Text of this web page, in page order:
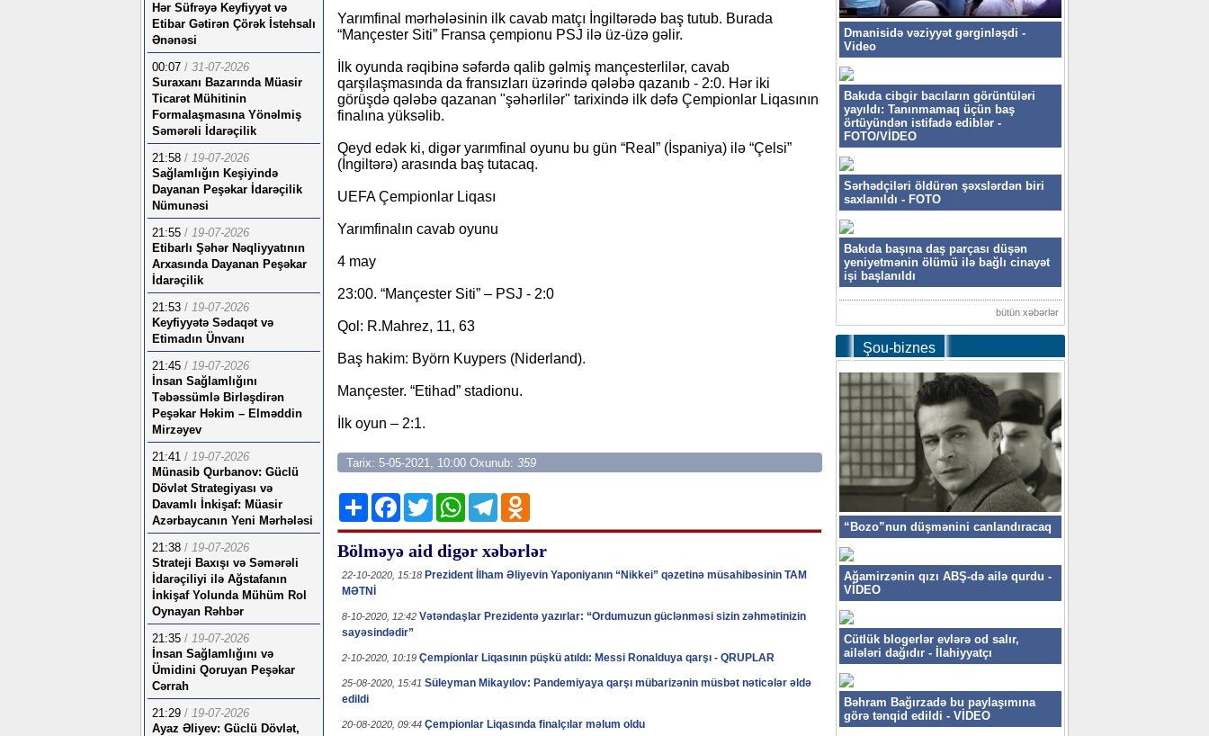
Hər Süfrəyə Keyfiyyət və
Etibar Gətirən Çörək İstehsalı
Ənənəsi
00:07 / 31-07-2026
Suraxanı Bazarında Müasir
Ticarət Mühitinin
Formalaşmasına Yönəlmiş
Səmərəli İdarəçilik
21:58 / 19-07-2026
Sağlamlığın Keşiyində
Dayanan Peşəkar İdarəçilik
Nümunəsi
21:55 / 19-07-2026
Etibarlı Şəhər Nəqliyyatının
Arxasında Dayanan Peşəkar
İdarəçilik
21:53 / 19-07-2026
Keyfiyyətə Sədaqət və
Etimadın Ünvanı
21:45 / 19-07-2026
İnsan Sağlamlığını
Təbəssümlə Birləşdirən
Peşəkar Həkim – Elməddin
Mirzəyev
21:41 / 19-07-2026
Münasib Qurbanov: Güclü
Dövlət Strategiyası və
Davamlı İnkişaf: Müasir
Azərbaycanın Yeni Mərhələsi
21:38 / 19-07-2026
Strateji Baxışı və Səmərəli
İdarəçiliyi ilə Ağstafanın
İnkişaf Yolunda Mühüm Rol
Oynayan Rəhbər
21:35 / 19-07-2026
İnsan Sağlamlığını və
Ümidini Qoruyan Peşəkar
Cərrah
21:29 / 19-07-2026
Ayaz Əliyev: Güclü Dövlət,
Yarımfinal mərhələsinin ilk cavab matçı İngiltərədə baş tutub. Burada
“Mançester Siti” Fransa çempionu PSJ ilə üz-üzə gəlir.
İlk oyunda rəqibinə səfərdə qalib gəlmiş mançesterlilər, cavab
qarşılaşmasında da fransızları üzərində qələbə qazanıb - 2:0. Hər iki
görüşdə qələbə qazanan "şəhərlilər" tarixində ilk dəfə Çempionlar Liqasının
finalına yüksəlib.
Qeyd edək ki, digər yarımfinal oyunu bu gün “Real” (İspaniya) ilə “Çelsi”
(İngiltərə) arasında baş tutacaq.
UEFA Çempionlar Liqası
Yarımfinalın cavab oyunu
4 may
23:00. “Mançester Siti” – PSJ - 2:0
Qol: R.Mahrez, 11, 63
Baş hakim: Byörn Kuypers (Niderland).
Mançester. “Etihad” stadionu.
İlk oyun – 2:1.
Tarix: 5-05-2021, 10:00 Oxunub: 359
ShareFacebook
TwitterWhatsApp
Telegram
Bölməyə aid digər xəbərlər
22-10-2020, 15:18 Prezident İlham Əliyevin Yaponiyanın “Nikkei” qəzetinə müsahibəsinin TAM
MƏTNİ
8-10-2020, 12:42 Vətəndaşlar Prezidentə yazırlar: “Ordumuzun güclənməsi sizin zəhmətinizin
sayəsindədir”
2-10-2020, 10:19 Çempionlar Liqasının püşkü atıldı: Messi Ronalduya qarşı - QRUPLAR
25-08-2020, 15:41 Süleyman Mikayılov: Pandemiyaya qarşı mübarizənin müsbət nəticələr əldə
edildi
20-08-2020, 09:44 Çempionlar Liqasında finalçılar məlum oldu
Dmanisidə vəziyyət gərginləşdi -
Video
Bakıda cibgir bacıların görüntüləri
yayıldı: Tanınmamaq üçün baş
örtüyündən istifadə ediblər -
FOTO/VİDEO
Sərhədçiləri öldürən şəxslərdən biri
saxlanıldı - FOTO
Bakıda başına daş parçası düşən
yeniyetmənin ölümü ilə bağlı cinayət
işi başlanıldı
bütün xəbərlər
Şou-biznes
“Bozo”nun düşmənini canlandıracaq
Ağamirzənin qızı ABŞ-də ailə qurdu -
VİDEO
Cütlük blogerlər evlərə od salır,
ailələri dağıdır - İlahiyyatçı
Bəhram Bağırzadə bu paylaşımına
görə tənqid edildi - VİDEO